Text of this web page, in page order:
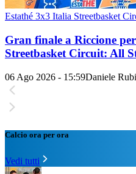
Estathé 3x3 Italia Streetbasket
Gran finale a Riccione
Streetbasket Circuit: All
06 Ago 2026 - 15:59Daniele
Calcio ora per ora
Vedi tutti